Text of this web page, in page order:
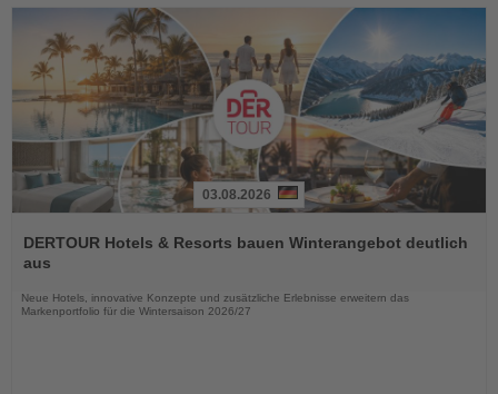
Sie
die
03.08.2026
DERTOUR Hotels & Resorts bauen Winterangebot deutlich
aus
Neue Hotels, innovative Konzepte und zusätzliche Erlebnisse erweitern das
Markenportfolio für die Wintersaison 2026/27